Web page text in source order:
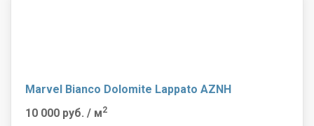
Marvel Bianco Dolomite Lappato AZNH
10 000 руб. / м2